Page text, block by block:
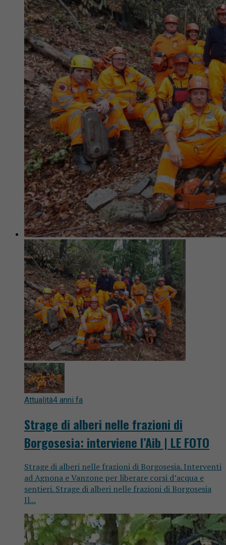
Attualità4 anni fa
Strage di alberi nelle frazioni di
Borgosesia: interviene l’Aib | LE FOTO
Strage di alberi nelle frazioni di Borgosesia. Interventi
ad Agnona e Vanzone per liberare corsi d’acqua e
sentieri. Strage di alberi nelle frazioni di Borgosesia
Il...